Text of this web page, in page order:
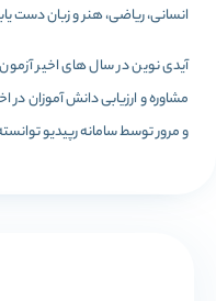
انسانی، ریاضی، هنر و زبان دست
آیدی نوین در سال های اخیر آزمون
مشاوره و ارزیابی دانش آموزان در
و مرور توسط سامانه رپیدیو